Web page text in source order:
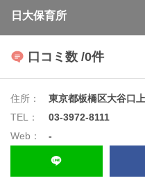
日大保育所
口コミ数 /0件
住所：
東京都板橋区大谷口
TEL：
03-3972-8111
Web：
-